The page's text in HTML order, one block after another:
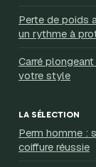
Perte de poids
un rythme à
Carré
votre style
LA SÉLECTION
Perm homme :
coiffure réussie